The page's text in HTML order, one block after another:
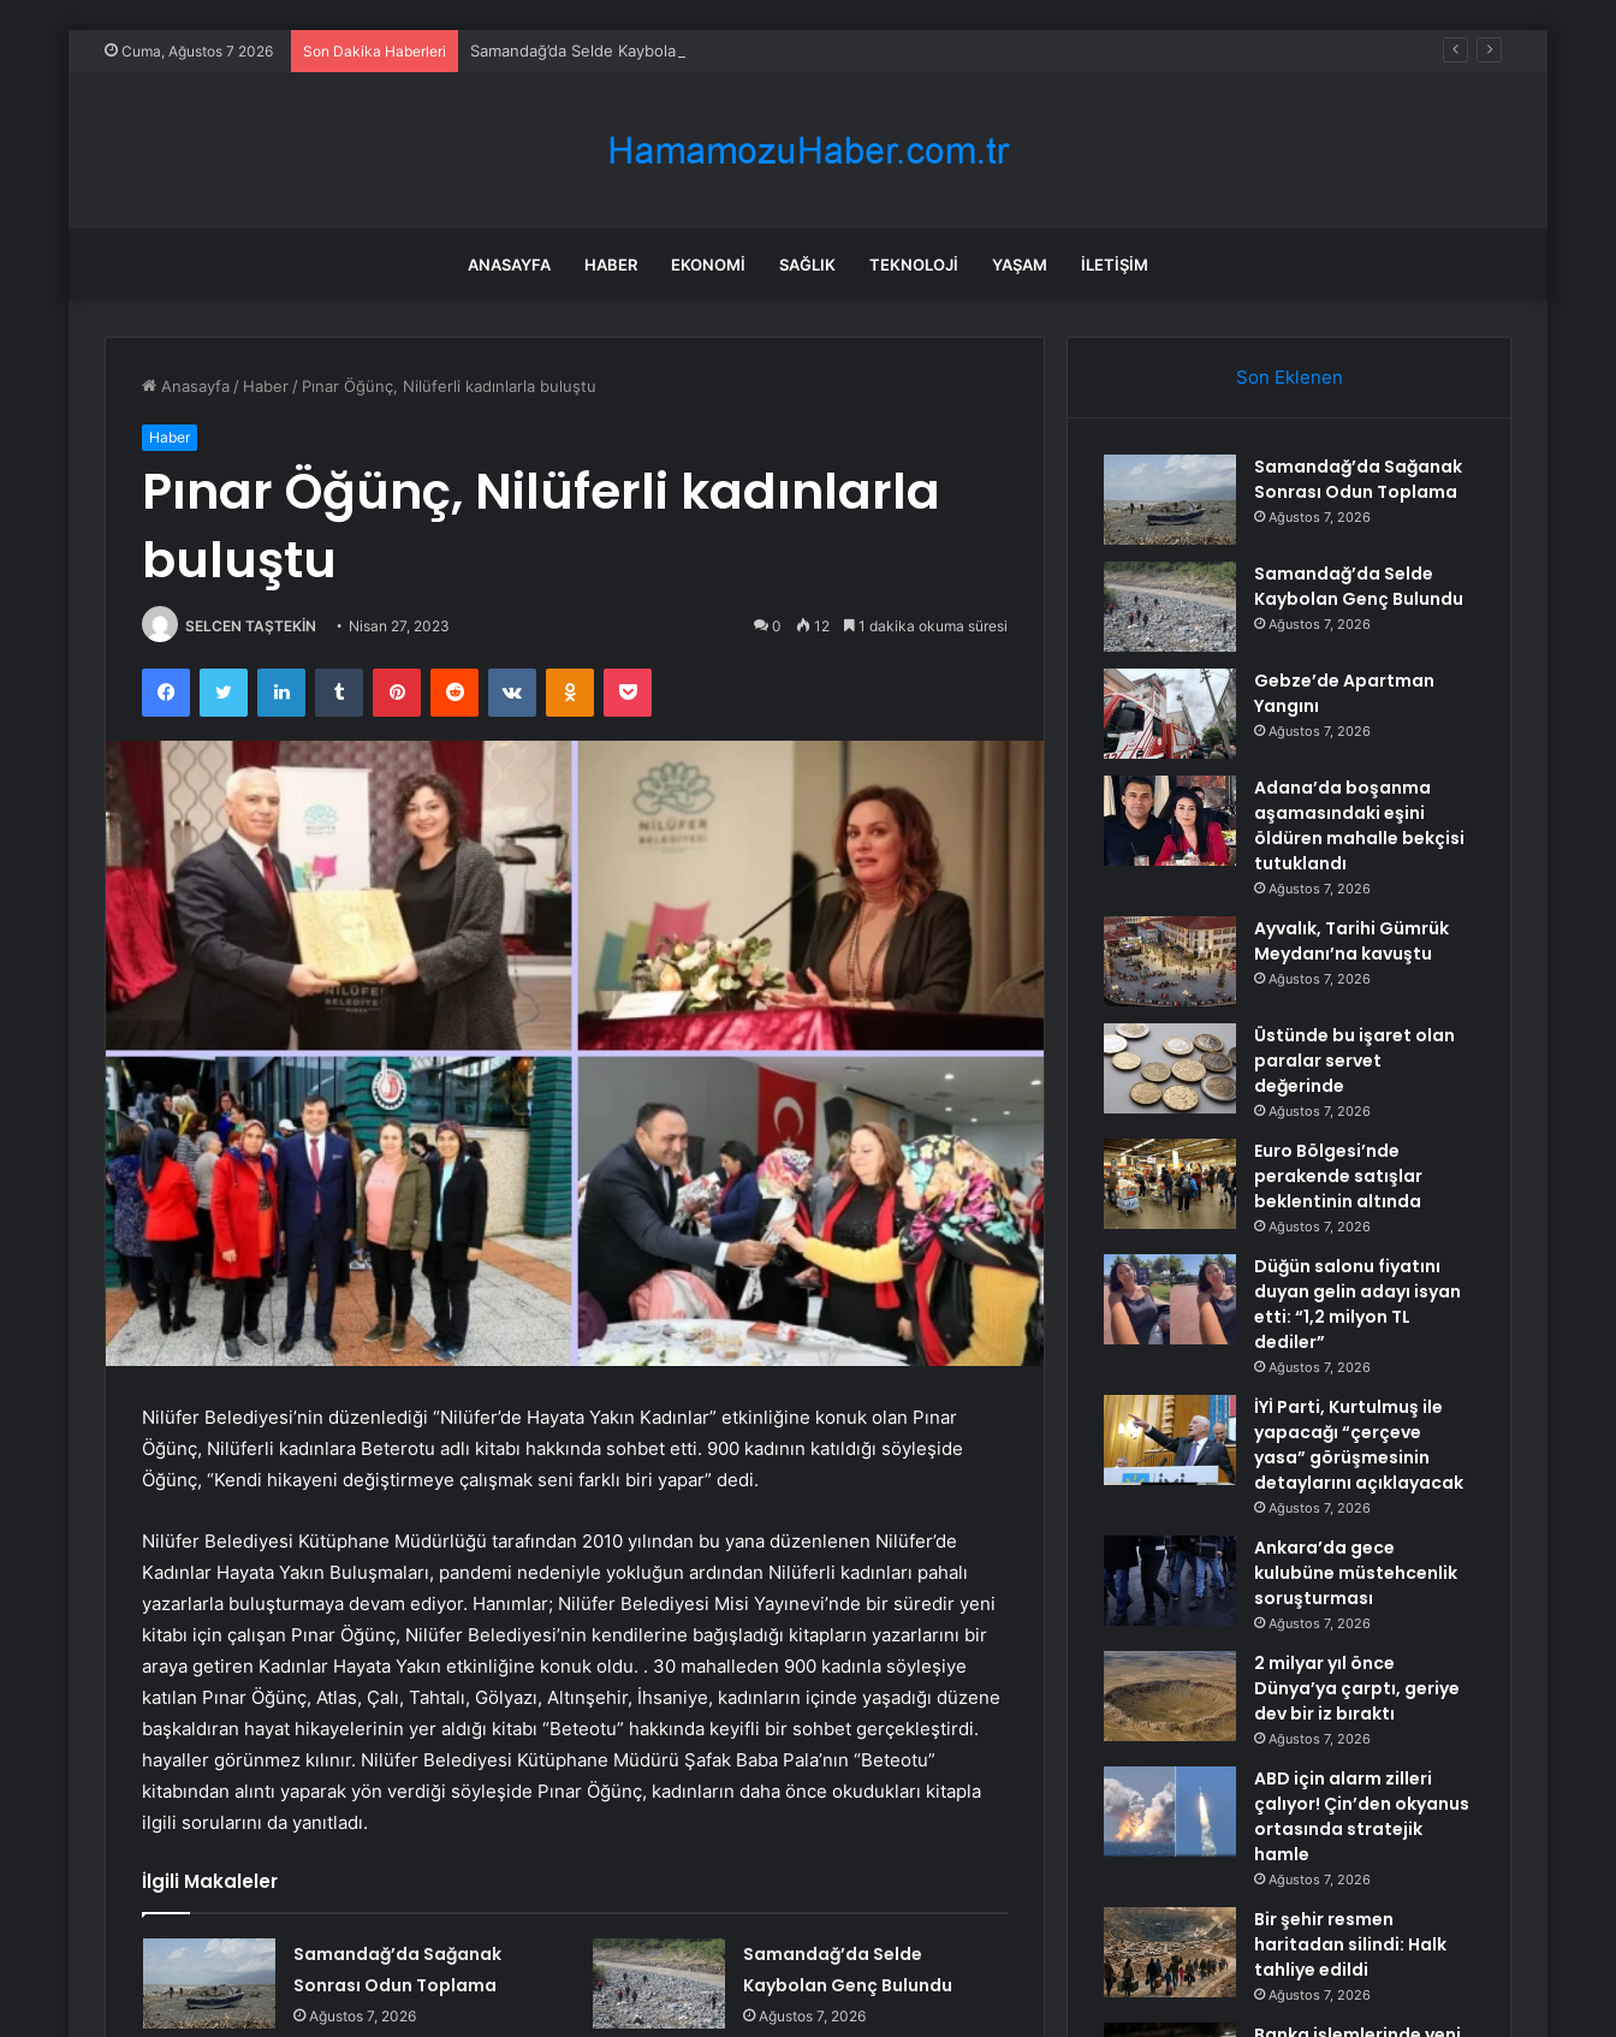
Cuma, Ağustos 7 2026 Son Dakika Haberleri Samandağ’da Selde Kaybolan Genç Bulundu
ANASAYFA HABER EKONOMI SAĞLIK TEKNOLOJI YAŞAM İLETIŞIM
Anasayfa / Haber / Pınar Öğünç, Nilüferli kadınlarla buluştu
Haber
Pınar Öğünç, Nilüferli kadınlarla
buluştu
SELCEN TAŞTEKİN Nisan 27, 2023 0 12 1 dakika okuma süresi
FacebookTwitter LinkedInTumblr PinterestReddit VKontakteOdnoklassniki
Pocket
Nilüfer Belediyesi’nin düzenlediği “Nilüfer’de Hayata Yakın Kadınlar” etkinliğine konuk olan Pınar
Öğünç, Nilüferli kadınlara Beterotu adlı kitabı hakkında sohbet etti. 900 kadının katıldığı söyleşide
Öğünç, “Kendi hikayeni değiştirmeye çalışmak seni farklı biri yapar” dedi.
Nilüfer Belediyesi Kütüphane Müdürlüğü tarafından 2010 yılından bu yana düzenlenen Nilüfer’de
Kadınlar Hayata Yakın Buluşmaları, pandemi nedeniyle yokluğun ardından Nilüferli kadınları pahalı
yazarlarla buluşturmaya devam ediyor. Hanımlar; Nilüfer Belediyesi Misi Yayınevi’nde bir süredir yeni
kitabı için çalışan Pınar Öğünç, Nilüfer Belediyesi’nin kendilerine bağışladığı kitapların yazarlarını bir
araya getiren Kadınlar Hayata Yakın etkinliğine konuk oldu. . 30 mahalleden 900 kadınla söyleşiye
katılan Pınar Öğünç, Atlas, Çalı, Tahtalı, Gölyazı, Altınşehir, İhsaniye, kadınların içinde yaşadığı düzene
başkaldıran hayat hikayelerinin yer aldığı kitabı “Beteotu” hakkında keyifli bir sohbet gerçekleştirdi.
hayaller görünmez kılınır. Nilüfer Belediyesi Kütüphane Müdürü Şafak Baba Pala’nın “Beteotu”
kitabından alıntı yaparak yön verdiği söyleşide Pınar Öğünç, kadınların daha önce okudukları kitapla
ilgili sorularını da yanıtladı.
İlgili Makaleler
Samandağ’da Sağanak
Sonrası Odun Toplama
Ağustos 7, 2026
Samandağ’da Selde
Kaybolan Genç Bulundu
Ağustos 7, 2026
Son Eklenen
Samandağ’da Sağanak
Sonrası Odun Toplama
Ağustos 7, 2026
Samandağ’da Selde
Kaybolan Genç Bulundu
Ağustos 7, 2026
Gebze’de Apartman
Yangını
Ağustos 7, 2026
Adana’da boşanma
aşamasındaki eşini
öldüren mahalle bekçisi
tutuklandı
Ağustos 7, 2026
Ayvalık, Tarihi Gümrük
Meydanı’na kavuştu
Ağustos 7, 2026
Üstünde bu işaret olan
paralar servet
değerinde
Ağustos 7, 2026
Euro Bölgesi’nde
perakende satışlar
beklentinin altında
Ağustos 7, 2026
Düğün salonu fiyatını
duyan gelin adayı isyan
etti: “1,2 milyon TL
dediler”
Ağustos 7, 2026
İYİ Parti, Kurtulmuş ile
yapacağı “çerçeve
yasa” görüşmesinin
detaylarını açıklayacak
Ağustos 7, 2026
Ankara’da gece
kulubüne müstehcenlik
soruşturması
Ağustos 7, 2026
2 milyar yıl önce
Dünya’ya çarptı, geriye
dev bir iz bıraktı
Ağustos 7, 2026
ABD için alarm zilleri
çalıyor! Çin’den okyanus
ortasında stratejik
hamle
Ağustos 7, 2026
Bir şehir resmen
haritadan silindi: Halk
tahliye edildi
Ağustos 7, 2026